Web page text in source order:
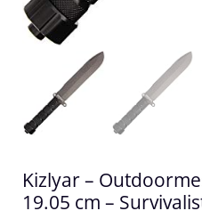
Kizlyar –
19.05 cm –